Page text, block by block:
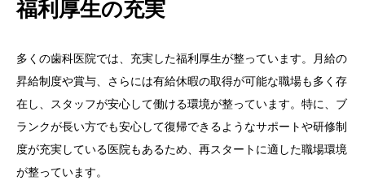
福利厚生の充実
多くの歯科医院では、充実した福利厚生が整っています。月給の
昇給制度や賞与、さらには有給休暇の取得が可能な職場も多く存
在し、スタッフが安心して働ける環境が整っています。特に、ブ
ランクが長い方でも安心して復帰できるようなサポートや研修制
度が充実している医院もあるため、再スタートに適した職場環境
が整っています。